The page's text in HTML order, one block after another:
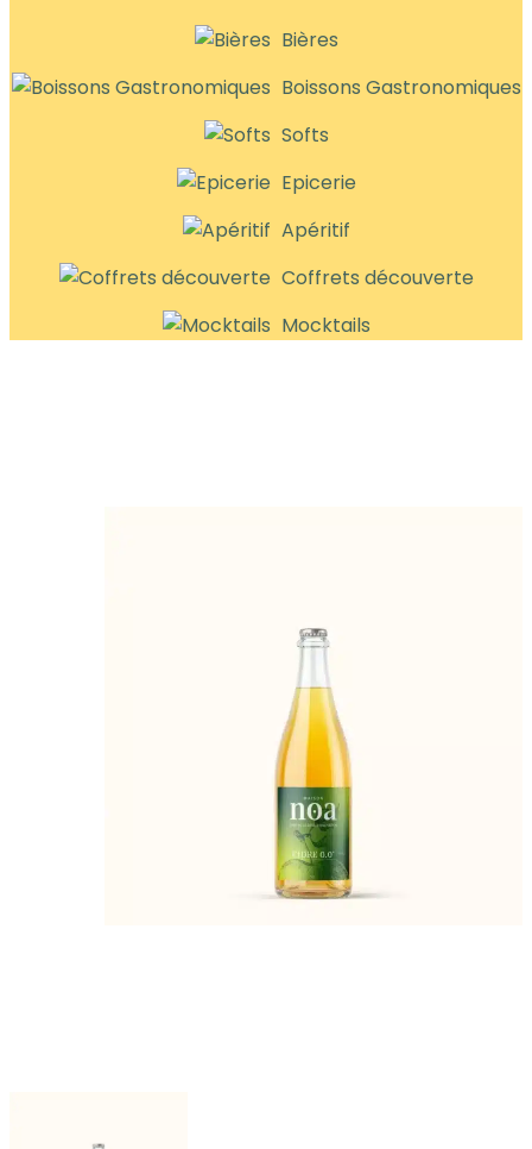
Bières
Boissons Gastronomiques
Softs
Epicerie
Apéritif
Coffrets découverte
Mocktails